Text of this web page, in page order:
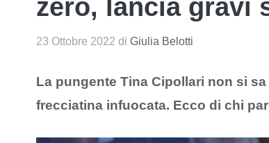
zero, lancia gravi
23 Ottobre 2022 di Giulia Belotti
La pungente Tina Cipollari non si
frecciatina infuocata. Ecco di chi